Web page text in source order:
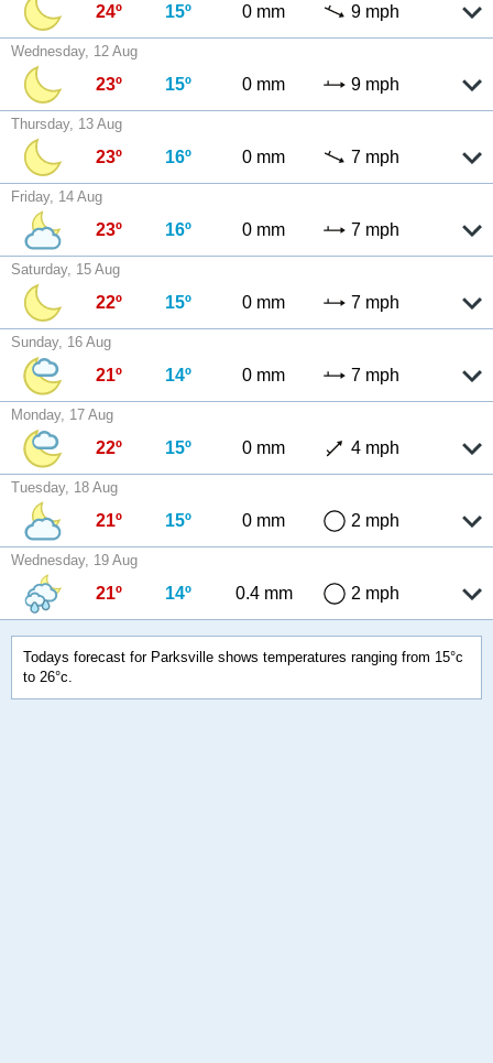
24º 15º 0 mm 9 mph
Wednesday, 12 Aug
23º 15º 0 mm 9 mph
Thursday, 13 Aug
23º 16º 0 mm 7 mph
Friday, 14 Aug
23º 16º 0 mm 7 mph
Saturday, 15 Aug
22º 15º 0 mm 7 mph
Sunday, 16 Aug
21º 14º 0 mm 7 mph
Monday, 17 Aug
22º 15º 0 mm 4 mph
Tuesday, 18 Aug
21º 15º 0 mm 2 mph
Wednesday, 19 Aug
21º 14º 0.4 mm 2 mph
Todays forecast for Parksville shows temperatures ranging from 15°c
to 26°c.